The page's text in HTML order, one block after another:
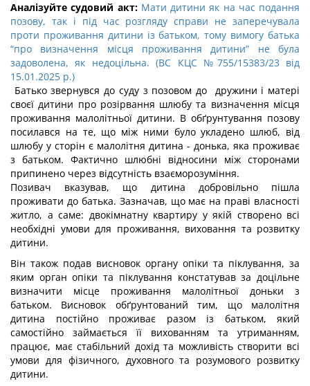
Аналізуйте судовий акт: Мати дитини як на час подання
позову, так і під час розгляду справи не заперечувала
проти проживання дитини із батьком, тому вимогу батька
“про визначення місця проживання дитини” не була
задоволена, як недоцільна. (ВС КЦС №755/15383/23 від
15.01.2025 р.)
Батько звернувся до суду з позовом до дружини і матері
своєї дитини про розірвання шлюбу та визначення місця
проживання малолітньої дитини. В обґрунтування позову
посилався на те, що між ними було укладено шлюб, від
шлюбу у сторін є малолітня дитина - донька, яка проживає
з батьком. Фактично шлюбні відносини між сторонами
припинено через відсутність взаєморозуміння.
Позивач вказував, що дитина добровільно пішла
проживати до батька. Зазначав, що має на праві власності
житло, а саме: двокімнатну квартиру у якій створено всі
необхідні умови для проживання, виховання та розвитку
дитини.
Він також подав висновок органу опіки та піклування, за
яким орган опіки та піклування констатував за доцільне
визначити місце проживання малолітньої доньки з
батьком. Висновок обґрунтований тим, що малолітня
дитина постійно проживає разом із батьком, який
самостійно займається її вихованням та утриманням,
працює, має стабільний дохід та можливість створити всі
умови для фізичного, духовного та розумового розвитку
дитини.